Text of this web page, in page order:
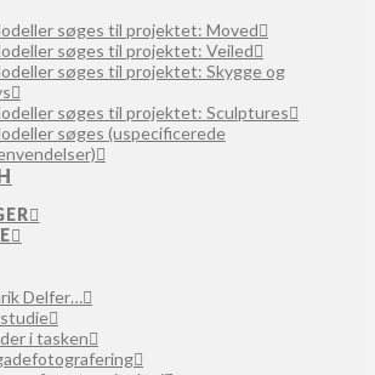
søges til projektet: Moved
søges til projektet: Veiled
søges til projektet: Skygge og
søges til projektet: Sculptures
søges (uspecificerede
Delfer…
i tasken